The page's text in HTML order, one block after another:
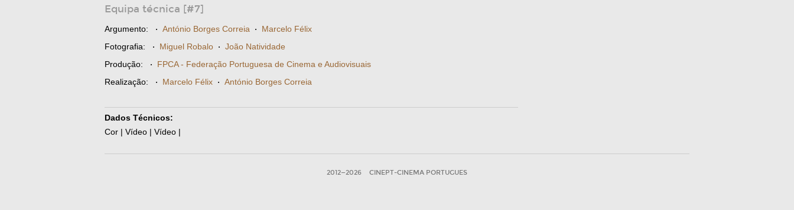
Equipa técnica [#7]
Argumento: · António Borges Correia · Marcelo Félix
Fotografia: · Miguel Robalo · João Natividade
Produção: · FPCA - Federação Portuguesa de Cinema e Audiovisuais
Realização: · Marcelo Félix · António Borges Correia
Dados Técnicos:
Cor | Vídeo | Vídeo |
2012—2026 CINEPT-CINEMA PORTUGUES